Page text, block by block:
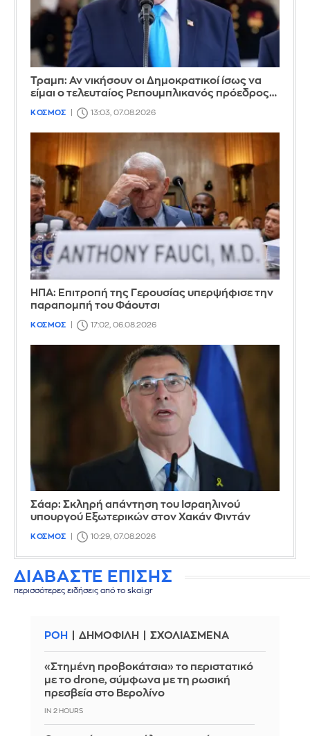
Τραμπ: Αν νικήσουν οι Δημοκρατικοί ίσως να
είμαι ο τελευταίος Ρεπουμπλικανός πρόεδρος…
ΚΟΣΜΟΣ 13:03, 07.08.2026
ΗΠΑ: Επιτροπή της Γερουσίας υπερψήφισε την
παραπομπή του Φάουτσι
ΚΟΣΜΟΣ 17:02, 06.08.2026
Σάαρ: Σκληρή απάντηση του Ισραηλινού
υπουργού Εξωτερικών στον Χακάν Φιντάν
ΚΟΣΜΟΣ 10:29, 07.08.2026
ΔΙΑΒΑΣΤΕ ΕΠΙΣΗΣ
περισσότερες ειδήσεις από το skai.gr
ΡΟΗ ΔΗΜΟΦΙΛΗ ΣΧΟΛΙΑΣΜΕΝΑ
«Στημένη προβοκάτσια» το περιστατικό
με το drone, σύμφωνα με τη ρωσική
πρεσβεία στο Βερολίνο
IN 2 HOURS